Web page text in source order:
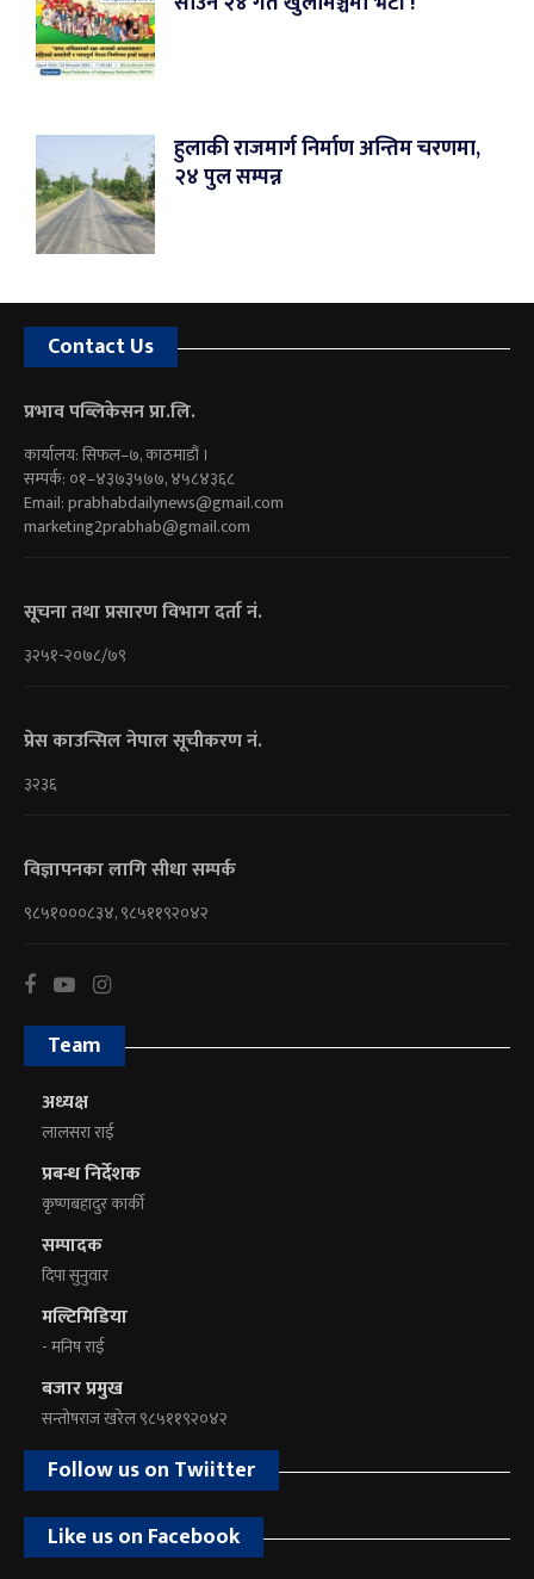
हुलाकी राजमार्ग निर्माण अन्तिम चरणमा,
२४ पुल सम्पन्न
Contact Us
प्रभाव पब्लिकेसन प्रा.लि.
कार्यालय: सिफल–७, काठमाडौं ।
सम्पर्क: ०१–४३७३५७७, ४५८४३६८
Email:prabhabdailynews@gmail.com
marketing2prabhab@gmail.com
सूचना तथा प्रसारण विभाग दर्ता नं.
३२५१-२०७८/७९
प्रेस काउन्सिल नेपाल सूचीकरण नं.
३२३६
विज्ञापनका लागि सीधा सम्पर्क
९८५१०००८३४, ९८५११९२०४२
Team
अध्यक्ष
लालसरा राई
प्रबन्ध निर्देशक
कृष्णबहादुर कार्की
सम्पादक
दिपा सुनुवार
मल्टिमिडिया
- मनिष राई
बजार प्रमुख
सन्तोषराज खरेल ९८५११९२०४२
Follow us on Twiitter
Like us on Facebook